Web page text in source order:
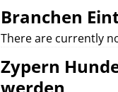
Branchen
There are currently
Zypern
werden